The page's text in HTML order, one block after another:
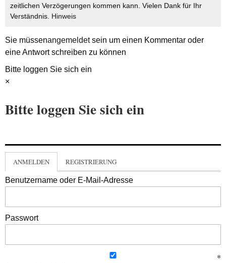
zeitlichen Verzögerungen kommen kann. Vielen Dank für Ihr
Verständnis. Hinweis
Sie müssenangemeldetsein um einen Kommentar oder
eine Antwort schreiben zu können
Bitte loggen Sie sich ein
×
Bitte loggen Sie sich ein
ANMELDEN REGISTRIERUNG
Benutzername oder E-Mail-Adresse
Passwort